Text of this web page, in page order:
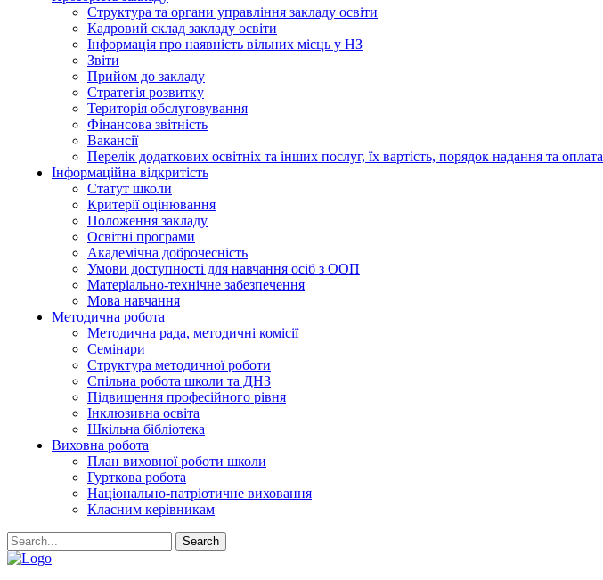
Структура та органи управління закладу освіти
Кадровий склад закладу освіти
Інформація про наявність вільних місць у НЗ
Звіти
Прийом до закладу
Стратегія розвитку
Територія обслуговування
Фінансова звітність
Вакансії
Перелік додаткових освітніх та інших послуг, їх вартість, порядок надання та оплата
Інформаційна відкритість
Статут школи
Критерії оцінювання
Положення закладу
Освітні програми
Академічна доброчесність
Умови доступності для навчання осіб з ООП
Матеріально-технічне забезпечення
Мова навчання
Методична робота
Методична рада, методичні комісії
Семінари
Структура методичної роботи
Спільна робота школи та ДНЗ
Підвищення професійного рівня
Інклюзивна освіта
Шкільна бібліотека
Виховна робота
План виховної роботи школи
Гурткова робота
Національно-патріотичне виховання
Класним керівникам
Search